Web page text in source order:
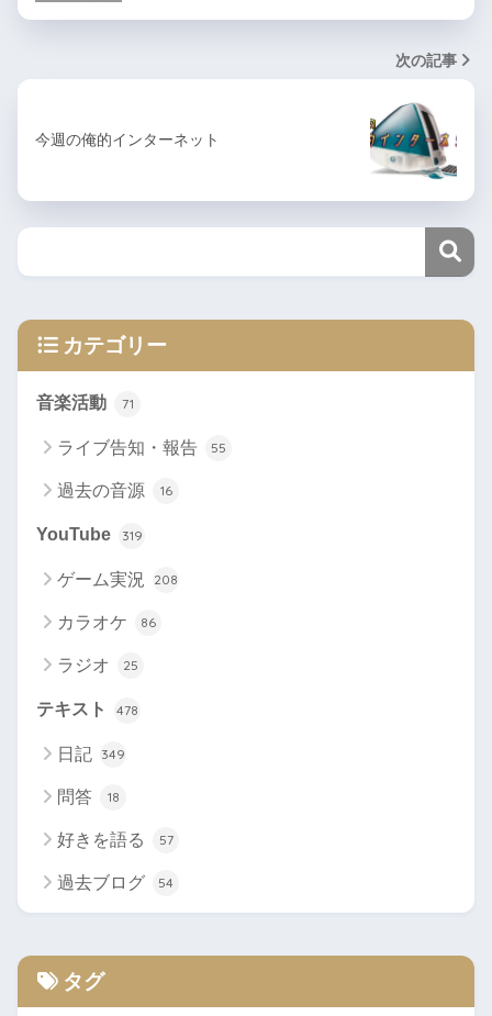
次の記事
今週の俺的インターネット
カテゴリー
音楽活動 71
ライブ告知・報告 55
過去の音源 16
YouTube 319
ゲーム実況 208
カラオケ 86
ラジオ 25
テキスト 478
日記 349
問答 18
好きを語る 57
過去ブログ 54
タグ